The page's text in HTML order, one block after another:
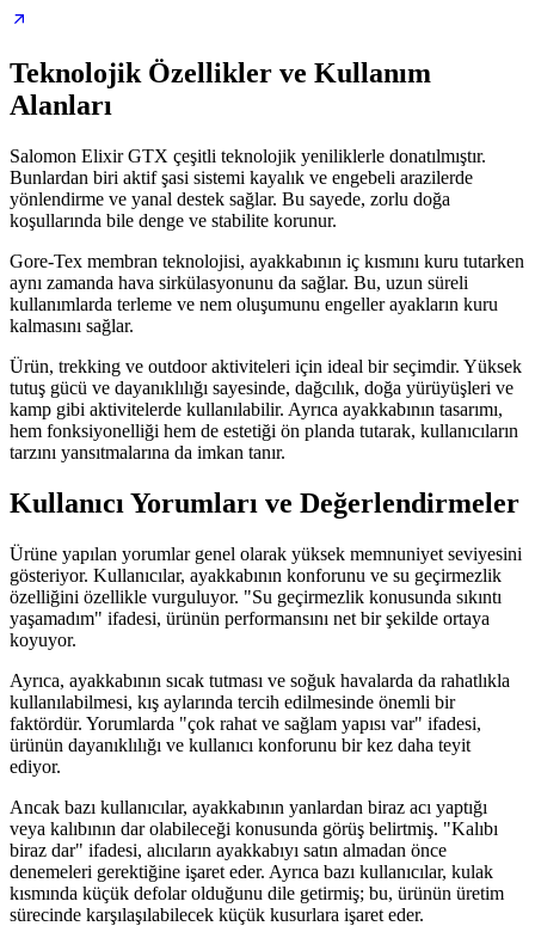
Teknolojik Özellikler ve Kullanım
Alanları
Salomon Elixir GTX çeşitli teknolojik yeniliklerle donatılmıştır.
Bunlardan biri aktif şasi sistemi kayalık ve engebeli arazilerde
yönlendirme ve yanal destek sağlar. Bu sayede, zorlu doğa
koşullarında bile denge ve stabilite korunur.
Gore-Tex membran teknolojisi, ayakkabının iç kısmını kuru tutarken
aynı zamanda hava sirkülasyonunu da sağlar. Bu, uzun süreli
kullanımlarda terleme ve nem oluşumunu engeller ayakların kuru
kalmasını sağlar.
Ürün, trekking ve outdoor aktiviteleri için ideal bir seçimdir. Yüksek
tutuş gücü ve dayanıklılığı sayesinde, dağcılık, doğa yürüyüşleri ve
kamp gibi aktivitelerde kullanılabilir. Ayrıca ayakkabının tasarımı,
hem fonksiyonelliği hem de estetiği ön planda tutarak, kullanıcıların
tarzını yansıtmalarına da imkan tanır.
Kullanıcı Yorumları ve Değerlendirmeler
Ürüne yapılan yorumlar genel olarak yüksek memnuniyet seviyesini
gösteriyor. Kullanıcılar, ayakkabının konforunu ve su geçirmezlik
özelliğini özellikle vurguluyor. "Su geçirmezlik konusunda sıkıntı
yaşamadım" ifadesi, ürünün performansını net bir şekilde ortaya
koyuyor.
Ayrıca, ayakkabının sıcak tutması ve soğuk havalarda da rahatlıkla
kullanılabilmesi, kış aylarında tercih edilmesinde önemli bir
faktördür. Yorumlarda "çok rahat ve sağlam yapısı var" ifadesi,
ürünün dayanıklılığı ve kullanıcı konforunu bir kez daha teyit
ediyor.
Ancak bazı kullanıcılar, ayakkabının yanlardan biraz acı yaptığı
veya kalıbının dar olabileceği konusunda görüş belirtmiş. "Kalıbı
biraz dar" ifadesi, alıcıların ayakkabıyı satın almadan önce
denemeleri gerektiğine işaret eder. Ayrıca bazı kullanıcılar, kulak
kısmında küçük defolar olduğunu dile getirmiş; bu, ürünün üretim
sürecinde karşılaşılabilecek küçük kusurlara işaret eder.